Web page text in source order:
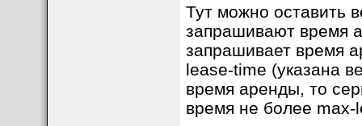
Тут можно оставить
запрашивают время
запрашивает время
lease-time (указана
время аренды, то
время не более max-